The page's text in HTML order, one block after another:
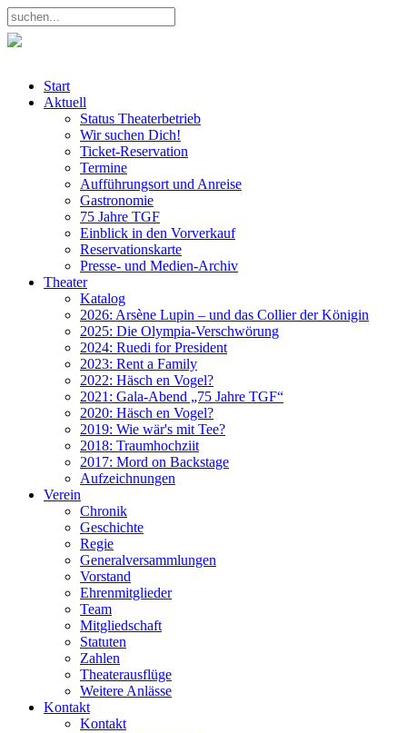
Start
Aktuell
Status Theaterbetrieb
Wir suchen Dich!
Ticket-Reservation
Termine
Aufführungsort und Anreise
Gastronomie
75 Jahre TGF
Einblick in den Vorverkauf
Reservationskarte
Presse- und Medien-Archiv
Theater
Katalog
2026: Arsène Lupin – und das Collier der Königin
2025: Die Olympia-Verschwörung
2024: Ruedi for President
2023: Rent a Family
2022: Häsch en Vogel?
2021: Gala-Abend „75 Jahre TGF“
2020: Häsch en Vogel?
2019: Wie wär's mit Tee?
2018: Traumhochziit
2017: Mord on Backstage
Aufzeichnungen
Verein
Chronik
Geschichte
Regie
Generalversammlungen
Vorstand
Ehrenmitglieder
Team
Mitgliedschaft
Statuten
Zahlen
Theaterausflüge
Weitere Anlässe
Kontakt
Kontakt